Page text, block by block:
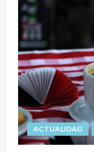
ACTUALIDAD